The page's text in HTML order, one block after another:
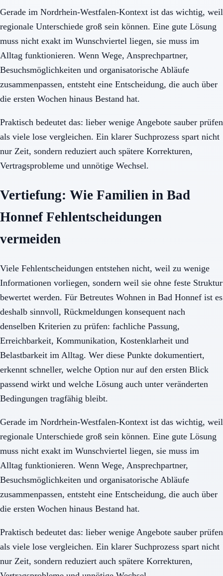
Gerade im Nordrhein-Westfalen-Kontext ist das wichtig, weil
regionale Unterschiede groß sein können. Eine gute Lösung
muss nicht exakt im Wunschviertel liegen, sie muss im
Alltag funktionieren. Wenn Wege, Ansprechpartner,
Besuchsmöglichkeiten und organisatorische Abläufe
zusammenpassen, entsteht eine Entscheidung, die auch über
die ersten Wochen hinaus Bestand hat.
Praktisch bedeutet das: lieber wenige Angebote sauber prüfen
als viele lose vergleichen. Ein klarer Suchprozess spart nicht
nur Zeit, sondern reduziert auch spätere Korrekturen,
Vertragsprobleme und unnötige Wechsel.
Vertiefung: Wie Familien in Bad
Honnef Fehlentscheidungen
vermeiden
Viele Fehlentscheidungen entstehen nicht, weil zu wenige
Informationen vorliegen, sondern weil sie ohne feste Struktur
bewertet werden. Für Betreutes Wohnen in Bad Honnef ist es
deshalb sinnvoll, Rückmeldungen konsequent nach
denselben Kriterien zu prüfen: fachliche Passung,
Erreichbarkeit, Kommunikation, Kostenklarheit und
Belastbarkeit im Alltag. Wer diese Punkte dokumentiert,
erkennt schneller, welche Option nur auf den ersten Blick
passend wirkt und welche Lösung auch unter veränderten
Bedingungen tragfähig bleibt.
Gerade im Nordrhein-Westfalen-Kontext ist das wichtig, weil
regionale Unterschiede groß sein können. Eine gute Lösung
muss nicht exakt im Wunschviertel liegen, sie muss im
Alltag funktionieren. Wenn Wege, Ansprechpartner,
Besuchsmöglichkeiten und organisatorische Abläufe
zusammenpassen, entsteht eine Entscheidung, die auch über
die ersten Wochen hinaus Bestand hat.
Praktisch bedeutet das: lieber wenige Angebote sauber prüfen
als viele lose vergleichen. Ein klarer Suchprozess spart nicht
nur Zeit, sondern reduziert auch spätere Korrekturen,